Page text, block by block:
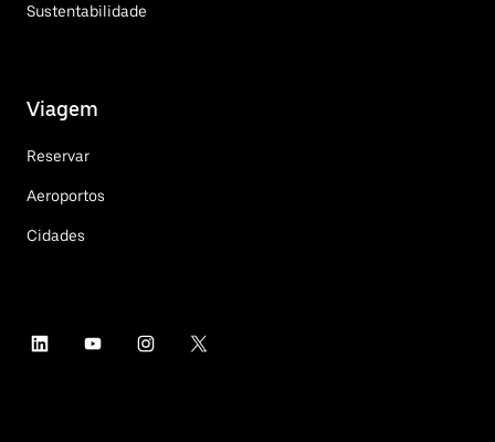
Sustentabilidade
Viagem
Reservar
Aeroportos
Cidades